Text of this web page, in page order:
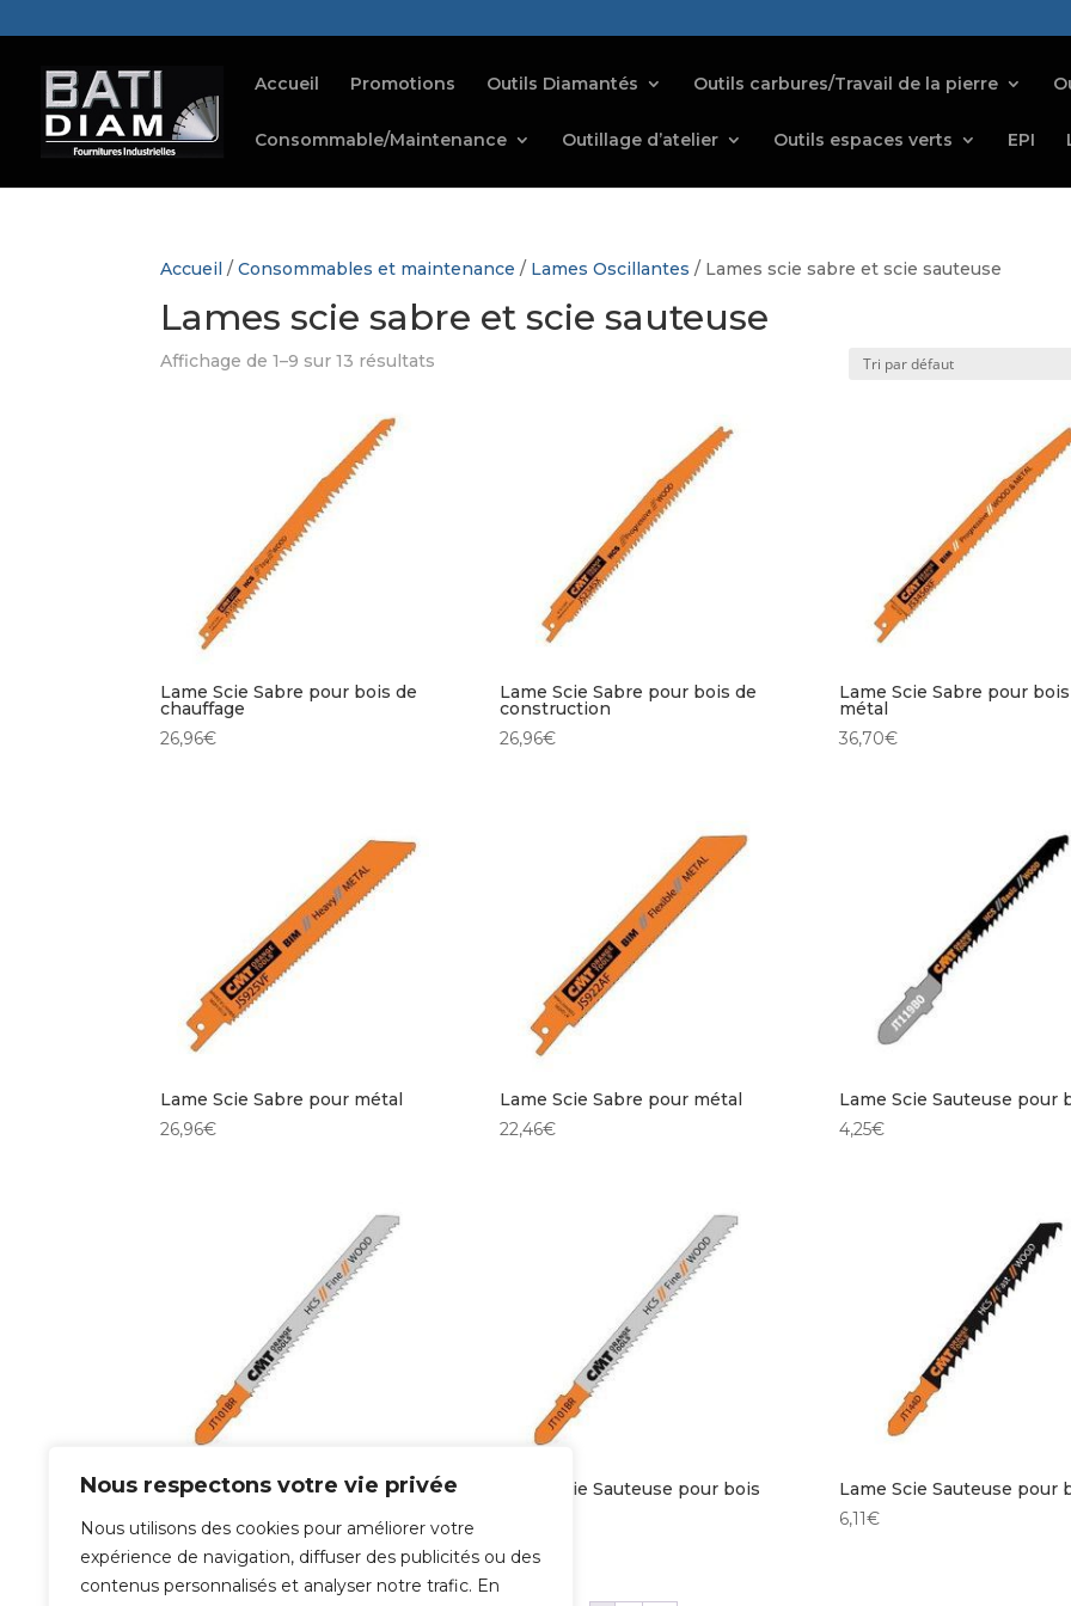
Nous respectons votre vie privée
Nous utilisons des cookies pour améliorer votre
expérience de navigation, diffuser des publicités ou des
contenus personnalisés et analyser notre trafic. En
Accueil Promotions Outils Diamantés Outils carbures/Travail de la pierre
Consommable/Maintenance Outillage d’atelier Outils espaces verts EPI
Accueil /Consommables et maintenance / Lames Oscillantes / Lames scie sabre et scie sauteuse
Lames scie sabre et scie sauteuse
Affichage de 1–9 sur 13 résultats
Lame Scie Sabre pour bois de
chauffage
26,96€
Lame Scie Sabre pour bois de
construction
26,96€
Lame Scie Sabre pour
métal
36,70€
Lame Scie Sabre pour métal
26,96€
Lame Scie Sabre pour métal
22,46€
Lame Scie Sauteuse pour
4,25€
Lame Scie Sauteuse pour bois
Lame Scie Sauteuse pour bois
Lame Scie Sauteuse pour
6,11€